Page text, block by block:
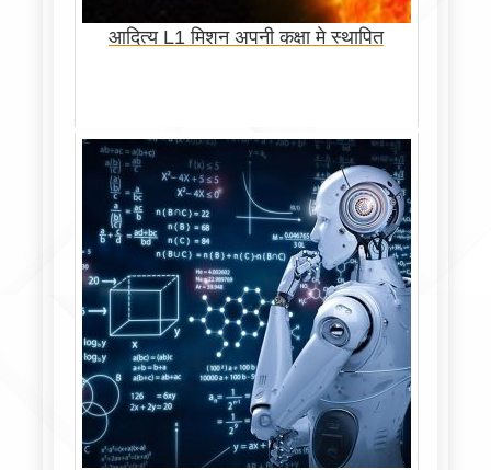
आदित्य L1 मिशन अपनी कक्षा मे स्थापित